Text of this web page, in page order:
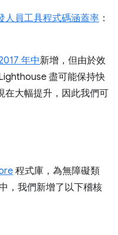
人員工具程式碼涵蓋率 ：
年中新增，但由於效
盡可能保持快
在大幅提升，因此我們可
程式庫，為無障礙類
，我們新增了以下稽核